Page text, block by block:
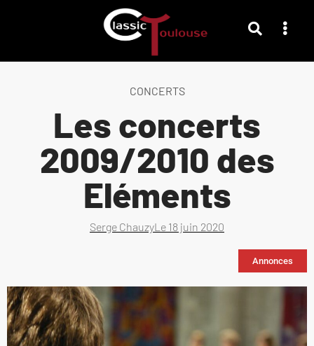
CONCERTS
Les concerts
2009/2010 des
Eléments
Serge ChauzyLe 18 juin 2020
Annonces